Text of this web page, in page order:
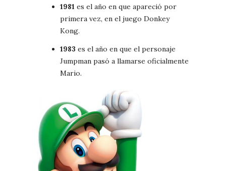
1981 es el año en que apareció por
primera vez, en el juego Donkey
Kong.
1983 es el año en que el personaje
Jumpman pasó a llamarse oficialmente
Mario.